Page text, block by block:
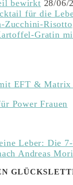
bewirkt 28/06/
für die
Zucchini-Risotto
Gratin